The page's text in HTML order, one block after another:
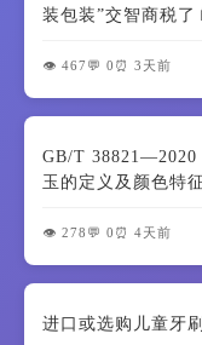
装包装”交智商税了
👁️ 467 💬 0 ⏰ 3天前
GB/T
玉的定义及颜色特
👁️ 278 💬 0 ⏰ 4天前
进口或选购儿童牙